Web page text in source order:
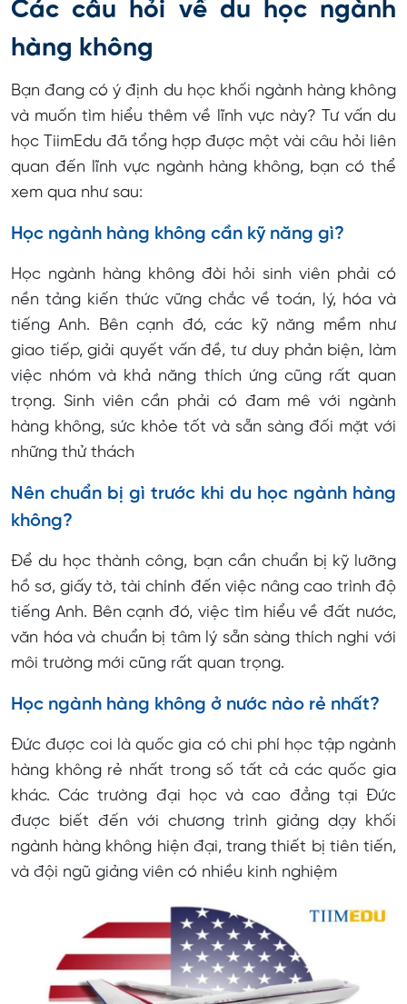
Các câu hỏi về du học ngành
hàng không
Bạn đang có ý định du học khối ngành hàng không
và muốn tìm hiểu thêm về lĩnh vực này? Tư vấn du
học TiimEdu đã tổng hợp được một vài câu hỏi liên
quan đến lĩnh vực ngành hàng không, bạn có thể
xem qua như sau:
Học ngành hàng không cần kỹ năng gì?
Học ngành hàng không đòi hỏi sinh viên phải có
nền tảng kiến thức vững chắc về toán, lý, hóa và
tiếng Anh. Bên cạnh đó, các kỹ năng mềm như
giao tiếp, giải quyết vấn đề, tư duy phản biện, làm
việc nhóm và khả năng thích ứng cũng rất quan
trọng. Sinh viên cần phải có đam mê với ngành
hàng không, sức khỏe tốt và sẵn sàng đối mặt với
những thử thách
Nên chuẩn bị gì trước khi du học ngành hàng
không?
Để du học thành công, bạn cần chuẩn bị kỹ lưỡng
hồ sơ, giấy tờ, tài chính đến việc nâng cao trình độ
tiếng Anh. Bên cạnh đó, việc tìm hiểu về đất nước,
văn hóa và chuẩn bị tâm lý sẵn sàng thích nghi với
môi trường mới cũng rất quan trọng.
Học ngành hàng không ở nước nào rẻ nhất?
Đức được coi là quốc gia có chi phí học tập ngành
hàng không rẻ nhất trong số tất cả các quốc gia
khác. Các trường đại học và cao đẳng tại Đức
được biết đến với chương trình giảng dạy khối
ngành hàng không hiện đại, trang thiết bị tiên tiến,
và đội ngũ giảng viên có nhiều kinh nghiệm